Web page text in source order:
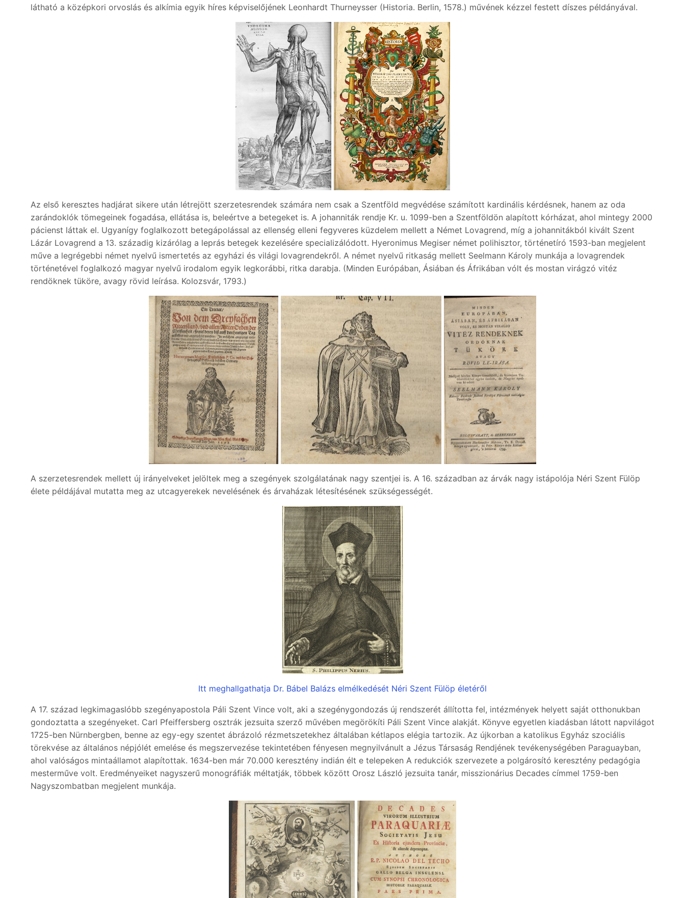
látható a középkori orvoslás és alkímia egyik híres képviselőjének Leonhardt Thurneysser (Historia. Berlin, 1578.) művének kézzel festett díszes példányával.
Az első keresztes hadjárat sikere után létrejött szerzetesrendek számára nem csak a Szentföld megvédése számított kardinális kérdésnek, hanem az oda
zarándoklók tömegeinek fogadása, ellátása is, beleértve a betegeket is. A johanniták rendje Kr. u. 1099-ben a Szentföldön alapított kórházat, ahol mintegy 2000
pácienst láttak el. Ugyanígy foglalkozott betegápolással az ellenség elleni fegyveres küzdelem mellett a Német Lovagrend, míg a johannitákból kivált Szent
Lázár Lovagrend a 13. századig kizárólag a leprás betegek kezelésére specializálódott. Hyeronimus Megiser német polihisztor, történetíró 1593-ban megjelent
műve a legrégebbi német nyelvű ismertetés az egyházi és világi lovagrendekről. A német nyelvű ritkaság mellett Seelmann Károly munkája a lovagrendek
történetével foglalkozó magyar nyelvű irodalom egyik legkorábbi, ritka darabja. (Minden Európában, Ásiában és Áfrikában vólt és mostan virágzó vitéz
rendöknek tüköre, avagy rövid leírása. Kolozsvár, 1793.)
A szerzetesrendek mellett új irányelveket jelöltek meg a szegények szolgálatának nagy szentjei is. A 16. században az árvák nagy istápolója Néri Szent Fülöp
élete példájával mutatta meg az utcagyerekek nevelésének és árvaházak létesítésének szükségességét.
Itt meghallgathatja Dr. Bábel Balázs elmélkedését Néri Szent Fülöp életéről
A 17. század legkimagaslóbb szegényapostola Páli Szent Vince volt, aki a szegénygondozás új rendszerét állította fel, intézmények helyett saját otthonukban
gondoztatta a szegényeket. Carl Pfeiffersberg osztrák jezsuita szerző művében megörökíti Páli Szent Vince alakját. Könyve egyetlen kiadásban látott napvilágot
1725-ben Nürnbergben, benne az egy-egy szentet ábrázoló rézmetszetekhez általában kétlapos elégia tartozik. Az újkorban a katolikus Egyház szociális
törekvése az általános népjólét emelése és megszervezése tekintetében fényesen megnyilvánult a Jézus Társaság Rendjének tevékenységében Paraguayban,
ahol valóságos mintaállamot alapítottak. 1634-ben már 70.000 keresztény indián élt e telepeken A redukciók szervezete a polgárosító keresztény pedagógia
mesterműve volt. Eredményeiket nagyszerű monográfiák méltatják, többek között Orosz László jezsuita tanár, misszionárius Decades címmel 1759-ben
Nagyszombatban megjelent munkája.